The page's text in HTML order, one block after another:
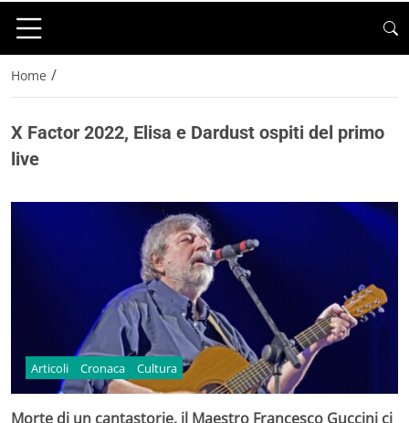
Home /
X Factor 2022, Elisa e Dardust ospiti del primo
live
Articoli Cronaca Cultura
Morte di un cantastorie, il Maestro Francesco Guccini ci